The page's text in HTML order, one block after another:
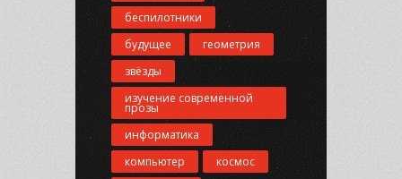
беспилотники
будущее
геометрия
звёзды
изучение современной
прозы
информатика
компьютер
космос